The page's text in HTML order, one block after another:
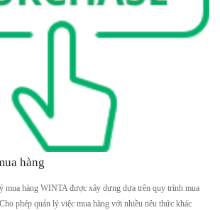
hàng
mua hàng WINTA được xây dựng dựa trên quy trình mua
phép quản lý việc mua hàng với nhiều tiêu thức khác